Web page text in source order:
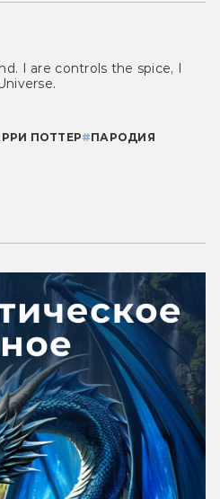
I are controls the spice, I
ПОТТЕР#ПАРОДИЯ